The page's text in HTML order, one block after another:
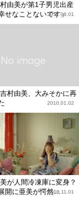
由美が第1子男児出産
せなことないです」
2012.08.01
村由美、大みそかに再
2010.01.02
が人間冷凍庫に変身？
開に亜美が愕然…2008.11.01